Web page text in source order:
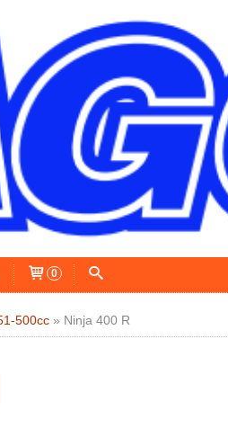
0
500cc» Ninja 400 R